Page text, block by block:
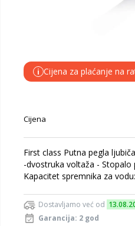
i Cijena za plaćanje na
Cijena
First class Putna pegla
-dvostruka voltaža - Stopalo
Kapacitet spremnika za
Dostavljamo već od
Garancija: 2 god